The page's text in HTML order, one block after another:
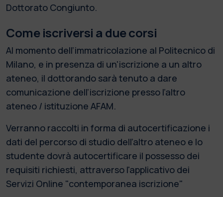
Dottorato Congiunto.
Come iscriversi a due corsi
Al momento dell’immatricolazione al Politecnico di
Milano, e in presenza di un'iscrizione a un altro
ateneo, il dottorando sarà tenuto a dare
comunicazione dell’iscrizione presso l’altro
ateneo / istituzione AFAM.
Verranno raccolti in forma di autocertificazione i
dati del percorso di studio dell’altro ateneo e lo
studente dovrà autocertificare il possesso dei
requisiti richiesti, attraverso l'applicativo dei
Servizi Online "contemporanea iscrizione"